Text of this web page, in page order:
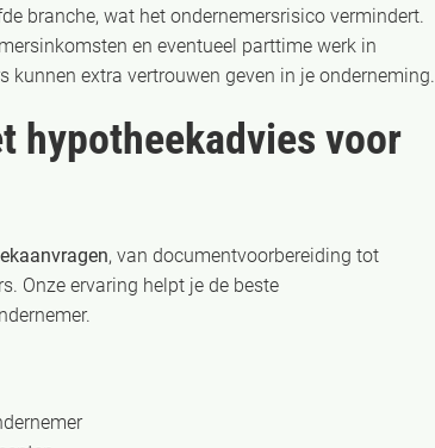
branche, wat het ondernemersrisico vermindert.
en eventueel parttime werk in
extra vertrouwen geven in je onderneming.
hypotheekadvies voor
, van documentvoorbereiding tot
Onze ervaring helpt je de beste